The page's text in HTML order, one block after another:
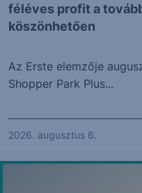
féléves profit a
köszönhetően
Az Erste elemzője
Shopper Park Plus...
2026. augusztus 6.